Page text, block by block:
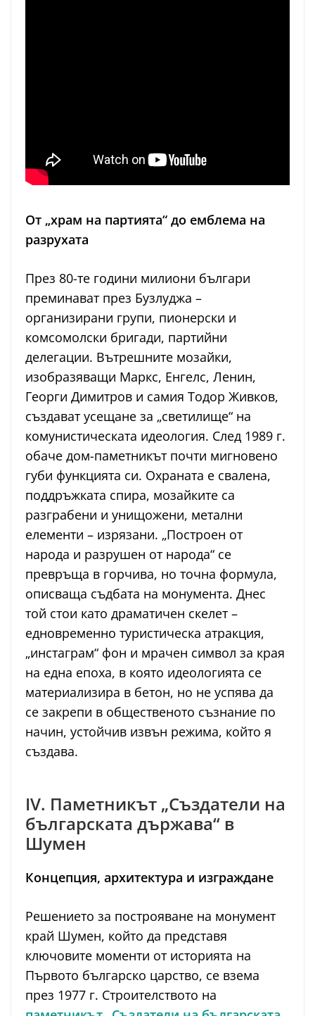
От „храм на партията“ до емблема на
разрухата
През 80-те години милиони българи
преминават през Бузлуджа –
организирани групи, пионерски и
комсомолски бригади, партийни
делегации. Вътрешните мозайки,
изобразяващи Маркс, Енгелс, Ленин,
Георги Димитров и самия Тодор Живков,
създават усещане за „светилище“ на
комунистическата идеология. След 1989 г.
обаче дом-паметникът почти мигновено
губи функцията си. Охраната е свалена,
поддръжката спира, мозайките са
разграбени и унищожени, метални
елементи – изрязани. „Построен от
народа и разрушен от народа“ се
превръща в горчива, но точна формула,
описваща съдбата на монумента. Днес
той стои като драматичен скелет –
едновременно туристическа атракция,
„инстаграм“ фон и мрачен символ за края
на една епоха, в която идеологията се
материализира в бетон, но не успява да
се закрепи в общественото съзнание по
начин, устойчив извън режима, който я
създава.
IV. Паметникът „Създатели на
българската държава“ в
Шумен
Концепция, архитектура и изграждане
Решението за построяване на монумент
край Шумен, който да представя
ключовите моменти от историята на
Първото българско царство, се взема
през 1977 г. Строителството на